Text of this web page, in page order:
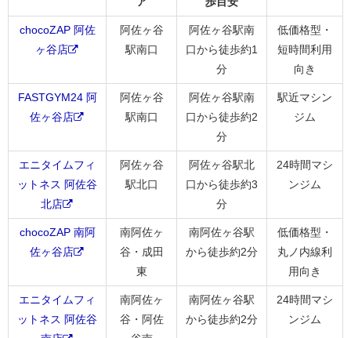
chocoZAP 阿佐
ヶ谷店
阿佐ヶ谷
駅南口
阿佐ヶ谷駅南
口から徒歩約1
分
低価格型・
短時間利用
向き
FASTGYM24 阿
佐ヶ谷店
阿佐ヶ谷
駅南口
阿佐ヶ谷駅南
口から徒歩約2
分
駅近マシン
ジム
エニタイムフィ
ットネス 阿佐谷
北店
阿佐ヶ谷
駅北口
阿佐ヶ谷駅北
口から徒歩約3
分
24時間マシ
ンジム
chocoZAP 南阿
佐ヶ谷店
南阿佐ヶ
谷・成田
東
南阿佐ヶ谷駅
から徒歩約2分
低価格型・
丸ノ内線利
用向き
エニタイムフィ
ットネス 阿佐谷
南阿佐ヶ
谷・阿佐
南阿佐ヶ谷駅
から徒歩約2分
24時間マシ
ンジム